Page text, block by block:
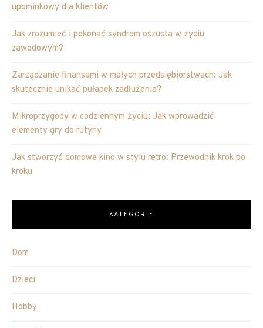
upominkowy dla klientów
Jak zrozumieć i pokonać syndrom oszusta w życiu
zawodowym?
Zarządzanie finansami w małych przedsiębiorstwach: Jak
skutecznie unikać pułapek zadłużenia?
Mikroprzygody w codziennym życiu: Jak wprowadzić
elementy gry do rutyny
Jak stworzyć domowe kino w stylu retro: Przewodnik krok po
kroku
KATEGORIE
Dom
Dzieci
Hobby